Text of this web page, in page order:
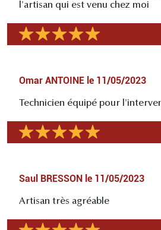
l'artisan qui est venu chez moi
Omar ANTOINE le 11/05/2023
Technicien équipé pour
Saul BRESSON le 11/05/2023
Artisan très agréable